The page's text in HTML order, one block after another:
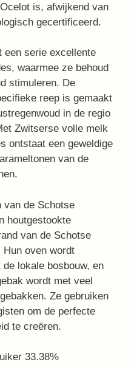
is, afwijkend van
gecertificeerd.
een serie excellente
waarmee ze behoud
stimuleren. De
reep is gemaakt
in de regio
Zwitserse volle melk
ontstaat een geweldige
van de
van de Schotse
houtgestookte
van de Schotse
Hun oven wordt
lokale bosbouw, en
wordt met veel
Ze gebruiken
om de perfecte
te creëren.
33.38%